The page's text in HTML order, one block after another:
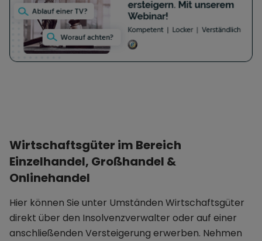
Wirtschaftsgüter im Bereich
Einzelhandel, Großhandel &
Onlinehandel
Hier können Sie unter Umständen Wirtschaftsgüter
direkt über den Insolvenzverwalter oder auf einer
anschließenden Versteigerung erwerben. Nehmen